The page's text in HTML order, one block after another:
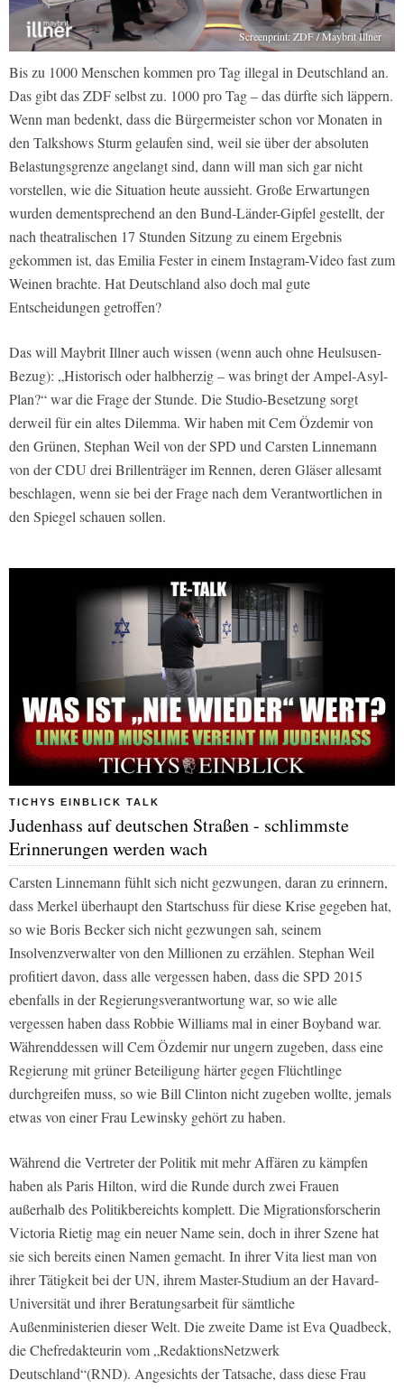
Screenprint: ZDF / Maybrit Illner
Bis zu 1000 Menschen kommen pro Tag illegal in Deutschland an.
Das gibt das ZDF selbst zu. 1000 pro Tag – das dürfte sich läppern.
Wenn man bedenkt, dass die Bürgermeister schon vor Monaten in
den Talkshows Sturm gelaufen sind, weil sie über der absoluten
Belastungsgrenze angelangt sind, dann will man sich gar nicht
vorstellen, wie die Situation heute aussieht. Große Erwartungen
wurden dementsprechend an den Bund-Länder-Gipfel gestellt, der
nach theatralischen 17 Stunden Sitzung zu einem Ergebnis
gekommen ist, das Emilia Fester in einem Instagram-Video fast zum
Weinen brachte. Hat Deutschland also doch mal gute
Entscheidungen getroffen?
Das will Maybrit Illner auch wissen (wenn auch ohne Heulsusen-
Bezug): „Historisch oder halbherzig – was bringt der Ampel-Asyl-
Plan?“ war die Frage der Stunde. Die Studio-Besetzung sorgt
derweil für ein altes Dilemma. Wir haben mit Cem Özdemir von
den Grünen, Stephan Weil von der SPD und Carsten Linnemann
von der CDU drei Brillenträger im Rennen, deren Gläser allesamt
beschlagen, wenn sie bei der Frage nach dem Verantwortlichen in
den Spiegel schauen sollen.
TICHYS EINBLICK TALK
Judenhass auf deutschen Straßen - schlimmste
Erinnerungen werden wach
Carsten Linnemann fühlt sich nicht gezwungen, daran zu erinnern,
dass Merkel überhaupt den Startschuss für diese Krise gegeben hat,
so wie Boris Becker sich nicht gezwungen sah, seinem
Insolvenzverwalter von den Millionen zu erzählen. Stephan Weil
profitiert davon, dass alle vergessen haben, dass die SPD 2015
ebenfalls in der Regierungsverantwortung war, so wie alle
vergessen haben dass Robbie Williams mal in einer Boyband war.
Währenddessen will Cem Özdemir nur ungern zugeben, dass eine
Regierung mit grüner Beteiligung härter gegen Flüchtlinge
durchgreifen muss, so wie Bill Clinton nicht zugeben wollte, jemals
etwas von einer Frau Lewinsky gehört zu haben.
Während die Vertreter der Politik mit mehr Affären zu kämpfen
haben als Paris Hilton, wird die Runde durch zwei Frauen
außerhalb des Politikbereichts komplett. Die Migrationsforscherin
Victoria Rietig mag ein neuer Name sein, doch in ihrer Szene hat
sie sich bereits einen Namen gemacht. In ihrer Vita liest man von
ihrer Tätigkeit bei der UN, ihrem Master-Studium an der Havard-
Universität und ihrer Beratungsarbeit für sämtliche
Außenministerien dieser Welt. Die zweite Dame ist Eva Quadbeck,
die Chefredakteurin vom „RedaktionsNetzwerk
Deutschland“(RND). Angesichts der Tatsache, dass diese Frau